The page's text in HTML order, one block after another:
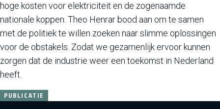
hoge kosten voor elektriciteit en de zogenaamde
nationale koppen. Theo Henrar bood aan om te samen
met de politiek te willen zoeken naar slimme oplossingen
voor de obstakels. Zodat we gezamenlijk ervoor kunnen
zorgen dat de industrie weer een toekomst in Nederland
heeft.
PUBLICATIE